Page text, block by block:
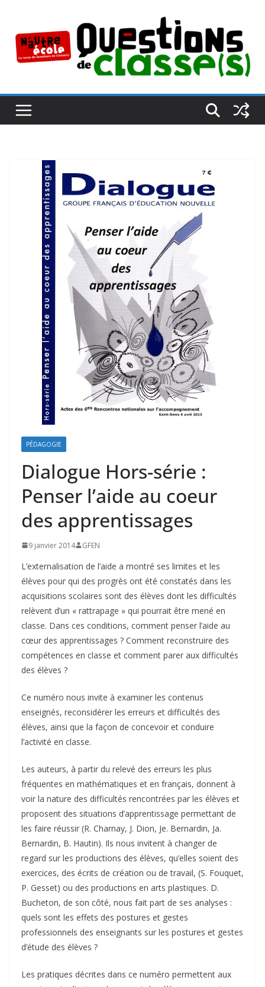
contenu
PÉDAGOGIE
Dialogue Hors-série :
Penser l’aide au coeur
des apprentissages
9 janvier 2014 GFEN
L’externalisation de l’aide a montré ses limites et les
élèves pour qui des progrès ont été constatés dans les
acquisitions scolaires sont des élèves dont les difficultés
relèvent d’un « rattrapage » qui pourrait être mené en
classe. Dans ces conditions, comment penser l’aide au
cœur des apprentissages ? Comment reconstruire des
compétences en classe et comment parer aux difficultés
des élèves ?
Ce numéro nous invite à examiner les contenus
enseignés, reconsidérer les erreurs et difficultés des
élèves, ainsi que la façon de concevoir et conduire
l’activité en classe.
Les auteurs, à partir du relevé des erreurs les plus
fréquentes en mathématiques et en français, donnent à
voir la nature des difficultés rencontrées par les élèves et
proposent des situations d’apprentissage permettant de
les faire réussir (R. Charnay, J. Dion, Je. Bernardin, Ja.
Bernardin, B. Hautin). Ils nous invitent à changer de
regard sur les productions des élèves, qu’elles soient des
exercices, des écrits de création ou de travail, (S. Fouquet,
P. Gesset) ou des productions en arts plastiques. D.
Bucheton, de son côté, nous fait part de ses analyses :
quels sont les effets des postures et gestes
professionnels des enseignants sur les postures et gestes
d’étude des élèves ?
Les pratiques décrites dans ce numéro permettent aux